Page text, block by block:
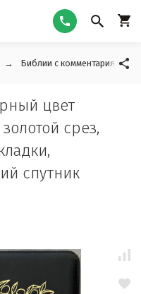
Библии с комментариями
цвет
срез,
спутник